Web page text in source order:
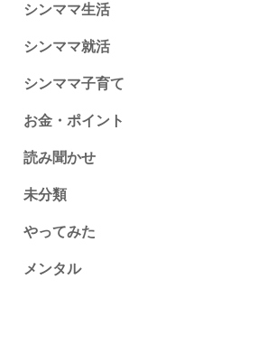
シンママ生活
シンママ就活
シンママ子育て
お金・ポイント
読み聞かせ
未分類
やってみた
メンタル